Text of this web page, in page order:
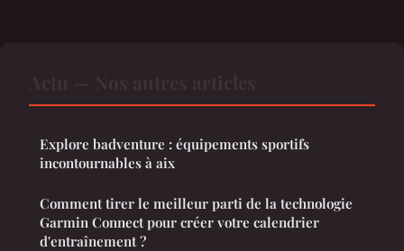
Explore badventure : équipements sportifs
incontournables à aix
Comment tirer le meilleur parti de la technologie
Garmin Connect pour créer votre calendrier
d'entraînement ?